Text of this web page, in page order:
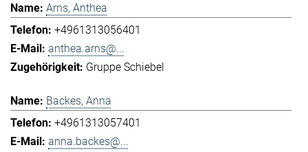
Arns, Anthea
+4961313056401
anthea.arns@...
Gruppe Schiebel
Backes, Anna
+4961313057401
anna.backes@...